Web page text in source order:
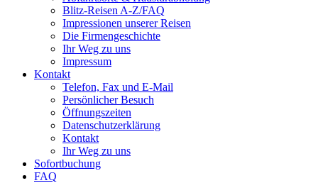
Blitz-Reisen A-Z/FAQ
Impressionen unserer Reisen
Die Firmengeschichte
Ihr Weg zu uns
Impressum
Kontakt
Telefon, Fax und E-Mail
Persönlicher Besuch
Öffnungszeiten
Datenschutzerklärung
Kontakt
Ihr Weg zu uns
Sofortbuchung
FAQ